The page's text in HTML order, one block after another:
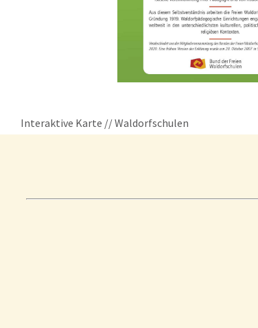
Interaktive Karte // Waldorfschulen